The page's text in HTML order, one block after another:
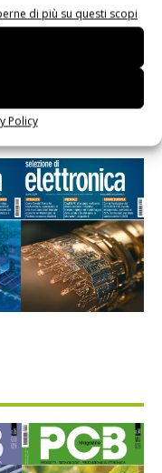
di più su questi scopi
Policy